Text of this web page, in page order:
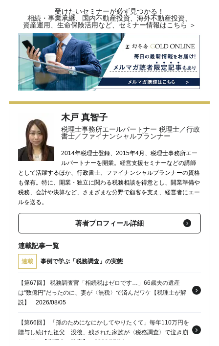
受けたいセミナーが必ず見つかる！
相続・事業承継、国内不動産投資、海外不動産投資、
資産運用、生命保険活用など、セミナー情報はこちら ＞
木戸 真智子
税理士事務所エールパートナー 税理士／行政
書士／ファイナンシャルプランナー
2014年税理士登録、2015年4月、税理士事務所エー
ルパートナーを開業。経営支援セミナーなどの講師
として活躍するほか、行政書士、ファイナンシャルプランナーの資格
も保有。特に、開業・独立に関わる税務相談を得意とし、開業準備や
税務、会計や決算など、さまざまな分野で顧客を支え、経営者にエー
ルを送る。
著者プロフィール詳細
連載記事一覧
連載 事例で学ぶ「税務調査」の実態
【第67回】 税務調査官「相続税はゼロです…」66歳夫の遺産
は“数億円”だったのに、妻が〈無税〉で済んだワケ【税理士が解
説】
2026/08/05
【第66回】 「孫のためになにかしてやりたくて」毎年110万円を
贈与し続けた祖父…没後、残された家族が〈税務調査〉で泣き崩
れたワケ【税理士の助言】
2026/07/14